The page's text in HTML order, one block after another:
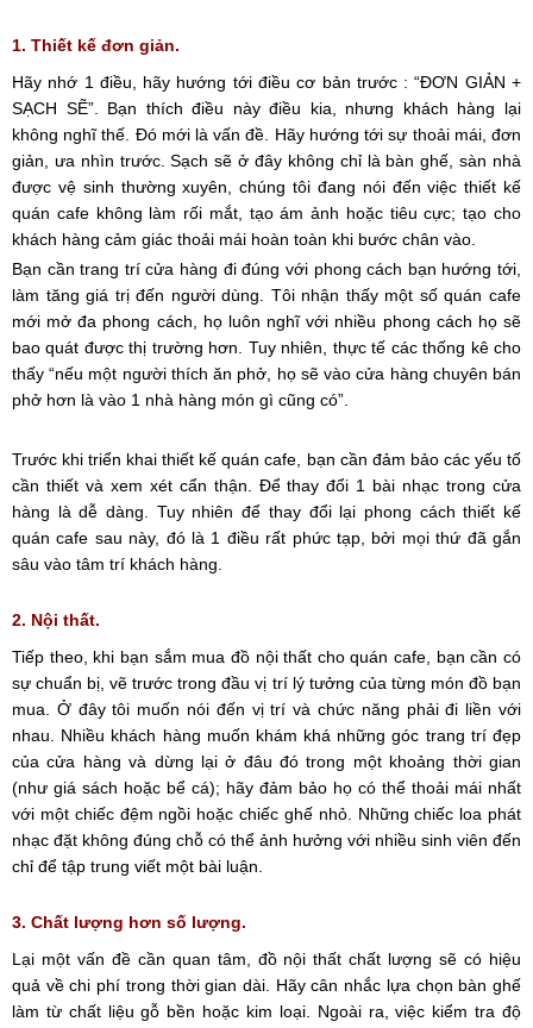
1. Thiết kế đơn giản.
Hãy nhớ 1 điều, hãy hướng tới điều cơ bản trước : “ĐƠN GIẢN +
SẠCH SẼ”. Bạn thích điều này điều kia, nhưng khách hàng lại
không nghĩ thế. Đó mới là vấn đề. Hãy hướng tới sự thoải mái, đơn
giản, ưa nhìn trước. Sạch sẽ ở đây không chỉ là bàn ghế, sàn nhà
được vệ sinh thường xuyên, chúng tôi đang nói đến việc thiết kế
quán cafe không làm rối mắt, tạo ám ảnh hoặc tiêu cực; tạo cho
khách hàng cảm giác thoải mái hoàn toàn khi bước chân vào.
Bạn cần trang trí cửa hàng đi đúng với phong cách bạn hướng tới,
làm tăng giá trị đến người dùng. Tôi nhận thấy một số quán cafe
mới mở đa phong cách, họ luôn nghĩ với nhiều phong cách họ sẽ
bao quát được thị trường hơn. Tuy nhiên, thực tế các thống kê cho
thấy “nếu một người thích ăn phở, họ sẽ vào cửa hàng chuyên bán
phở hơn là vào 1 nhà hàng món gì cũng có”.
Trước khi triển khai thiết kế quán cafe, bạn cần đảm bảo các yếu tố
cần thiết và xem xét cẩn thận. Để thay đổi 1 bài nhạc trong cửa
hàng là dễ dàng. Tuy nhiên để thay đổi lại phong cách thiết kế
quán cafe sau này, đó là 1 điều rất phức tạp, bởi mọi thứ đã gắn
sâu vào tâm trí khách hàng.
2. Nội thất.
Tiếp theo, khi bạn sắm mua đồ nội thất cho quán cafe, bạn cần có
sự chuẩn bị, vẽ trước trong đầu vị trí lý tưởng của từng món đồ bạn
mua. Ở đây tôi muốn nói đến vị trí và chức năng phải đi liền với
nhau. Nhiều khách hàng muốn khám khá những góc trang trí đẹp
của cửa hàng và dừng lại ở đâu đó trong một khoảng thời gian
(như giá sách hoặc bể cá); hãy đảm bảo họ có thể thoải mái nhất
với một chiếc đệm ngồi hoặc chiếc ghế nhỏ. Những chiếc loa phát
nhạc đặt không đúng chỗ có thể ảnh hưởng với nhiều sinh viên đến
chỉ để tập trung viết một bài luận.
3. Chất lượng hơn số lượng.
Lại một vấn đề cần quan tâm, đồ nội thất chất lượng sẽ có hiệu
quả về chi phí trong thời gian dài. Hãy cân nhắc lựa chọn bàn ghế
làm từ chất liệu gỗ bền hoặc kim loại. Ngoài ra, việc kiểm tra độ